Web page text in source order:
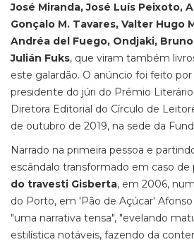
José Miranda, José Luís Peixoto,
Gonçalo M. Tavares, Valter Hugo
Andréa del Fuego, Ondjaki, Bruno
Julián Fuks, que viram também
este galardão. O anúncio foi feito
presidente do júri do Prémio
Diretora Editorial do Círculo de
de outubro de 2019, na sede da
Narrado na primeira pessoa e
escândalo transformado em caso de
do travesti Gisberta, em 2006,
do Porto, em 'Pão de Açúcar' Afonso
"uma narrativa tensa", "evelando
estilística notáveis, fazendo da